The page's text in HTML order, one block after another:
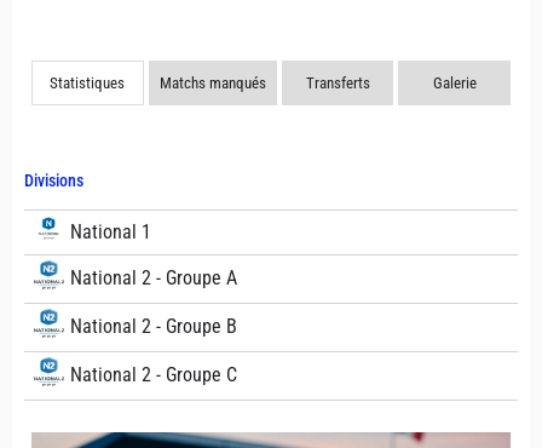
Divisions
National 1
National 2 - Groupe A
National 2 - Groupe B
National 2 - Groupe C
Statistiques Matchs manqués Transferts Galerie